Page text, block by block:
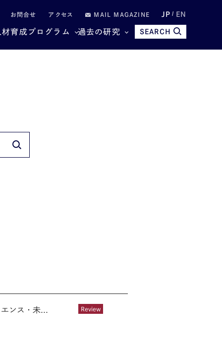
お問合せ アクセス MAIL MAGAZINE JP EN
材育成プログラム 過去の研究 SEARCH
Review
ンス・未...